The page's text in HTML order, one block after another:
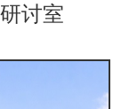
讨室